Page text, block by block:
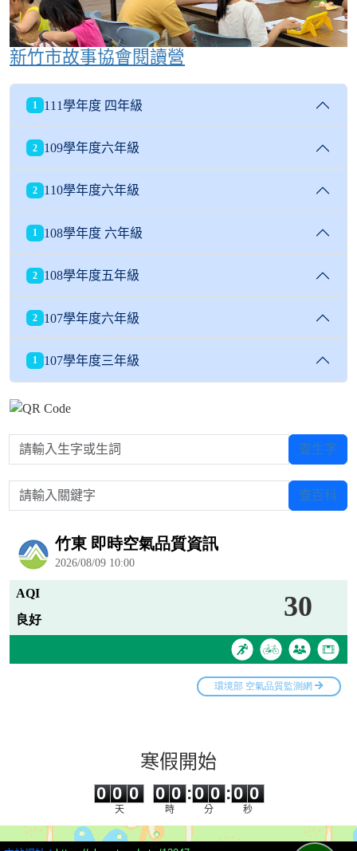
新竹市故事協會閱讀營
1 111學年度 四年級
2 109學年度六年級
2 110學年度六年級
1 108學年度 六年級
2 108學年度五年級
2 107學年度六年級
1 107學年度三年級
請輸入生字或生詞 查生字
請輸入關鍵字 查百科
寒假開始
0 0 0
天
0
0
0
0
時
:
0
0
0
0
分
:0 0
秒